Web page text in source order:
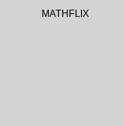
MATHFLIX